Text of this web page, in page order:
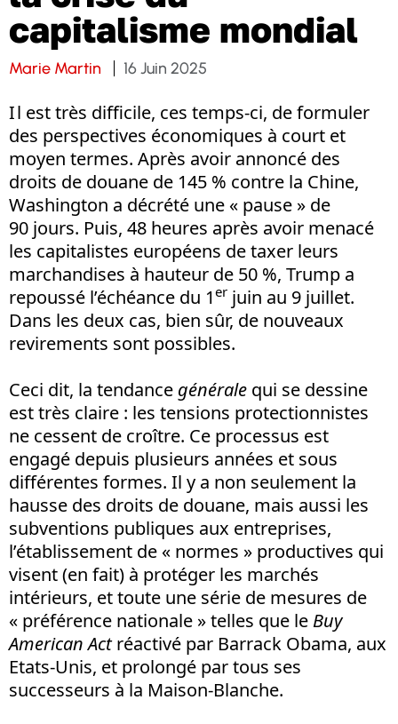
capitalisme mondial
Marie Martin 16 Juin 2025
I l est très difficile, ces temps-ci, de formuler
des perspectives économiques à court et
moyen termes. Après avoir annoncé des
droits de douane de 145 % contre la Chine,
Washington a décrété une « pause » de
90 jours. Puis, 48 heures après avoir menacé
les capitalistes européens de taxer leurs
marchandises à hauteur de 50 %, Trump a
repoussé l’échéance du 1er juin au 9 juillet.
Dans les deux cas, bien sûr, de nouveaux
revirements sont possibles.
Ceci dit, la tendance générale qui se dessine
est très claire : les tensions protectionnistes
ne cessent de croître. Ce processus est
engagé depuis plusieurs années et sous
différentes formes. Il y a non seulement la
hausse des droits de douane, mais aussi les
subventions publiques aux entreprises,
l’établissement de « normes » productives qui
visent (en fait) à protéger les marchés
intérieurs, et toute une série de mesures de
« préférence nationale » telles que le Buy
American Actréactivé par Barrack Obama, aux
Etats-Unis, et prolongé par tous ses
successeurs à la Maison-Blanche.